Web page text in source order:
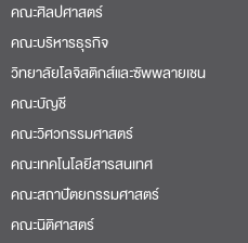
คณะศิลปศาสตร์
คณะบริหารธุรกิจ
วิทยาลัยโลจิสติกส์และซัพพลายเชน
คณะบัญชี
คณะวิศวกรรมศาสตร์
คณะเทคโนโลยีสารสนเทศ
คณะสถาปัตยกรรมศาสตร์
คณะนิติศาสตร์